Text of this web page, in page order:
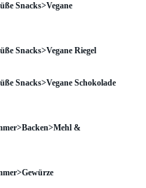
Snacks>Vegane
Snacks>Vegane Riegel
Snacks>Vegane Schokolade
&